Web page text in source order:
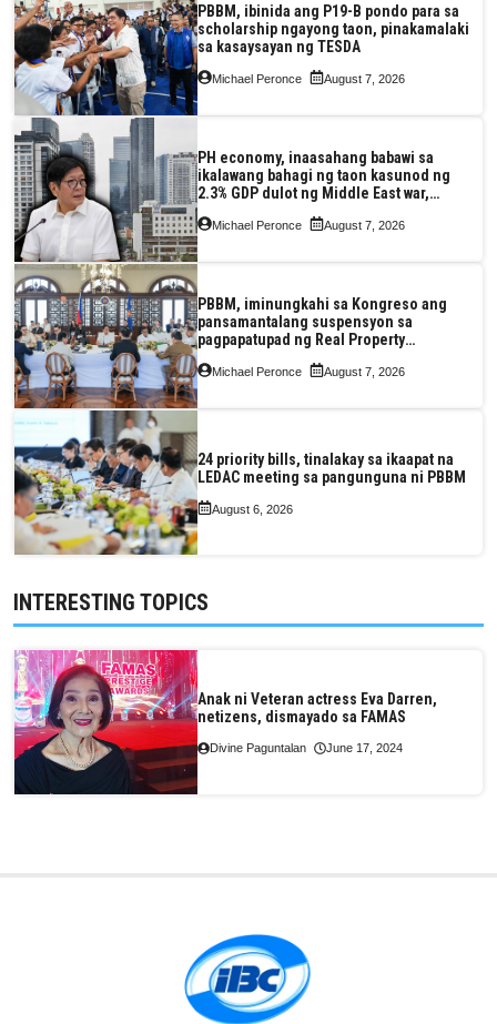
PBBM, ibinida ang P19-B pondo para sa
scholarship ngayong taon, pinakamalaki
sa kasaysayan ng TESDA
Michael Peronce August 7, 2026
PH economy, inaasahang babawi sa
ikalawang bahagi ng taon kasunod ng
2.3% GDP dulot ng Middle East war,
pagkaantala ng public construction
Michael Peronce August 7, 2026
PBBM, iminungkahi sa Kongreso ang
pansamantalang suspensyon sa
pagpapatupad ng Real Property
Valuation and Assessment Reform Act
Michael Peronce August 7, 2026
24 priority bills, tinalakay sa ikaapat na
LEDAC meeting sa pangunguna ni PBBM
August 6, 2026
INTERESTING TOPICS
Anak ni Veteran actress Eva Darren,
netizens, dismayado sa FAMAS
Divine Paguntalan June 17, 2024